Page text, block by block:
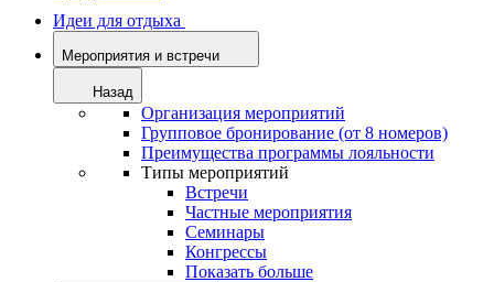
Идеи для отдыха
Мероприятия и встречи
Назад
Организация мероприятий
Групповое бронирование (от 8 номеров)
Преимущества программы лояльности
Типы мероприятий
Встречи
Частные мероприятия
Семинары
Конгрессы
Показать больше